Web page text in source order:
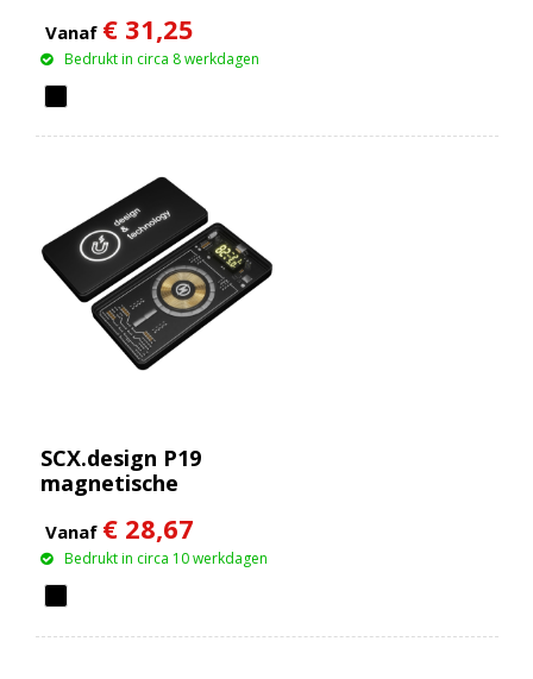
met oplichtend
Vanaf € 31,25
Bedrukt in circa 8 werkdagen
SCX.design P19
magnetische
van 5000 mAh 5 W
Vanaf € 28,67
Bedrukt in circa 10 werkdagen